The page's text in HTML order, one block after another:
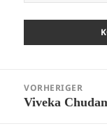
VORHERIGER
Vorheriger
Viveka